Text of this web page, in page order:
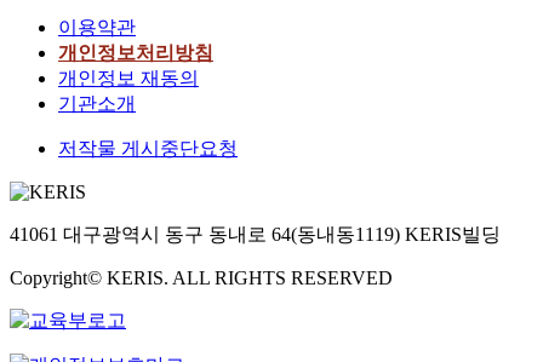
이용약관
개인정보처리방침
개인정보 재동의
기관소개
저작물 게시중단요청
41061 대구광역시 동구 동내로 64(동내동1119) KERIS빌딩
Copyright© KERIS. ALL RIGHTS RESERVED